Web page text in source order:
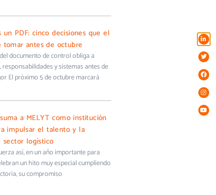
un PDF: cinco decisiones que el
tomar antes de octubre
documento de control obliga a
y sistemas antes de
El próximo 5 de octubre marcará
a MELYT como institución
impulsar el talento y la
logístico
así, en un año importante para
un hito muy especial cumpliendo
su compromiso